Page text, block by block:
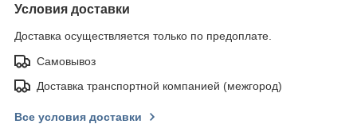
Условия доставки
Доставка осуществляется только по предоплате.
Самовывоз
Доставка транспортной компанией (межгород)
Все условия доставки